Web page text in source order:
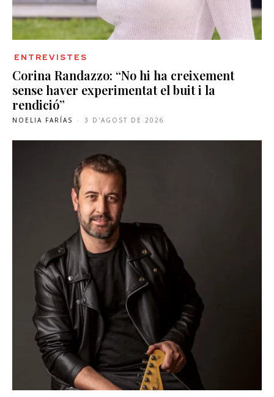
ENTREVISTES
Corina Randazzo: “No hi ha creixement
sense haver experimentat el buit i la
rendició”
NOELIA FARÍAS - 3 D'AGOST DE 2026